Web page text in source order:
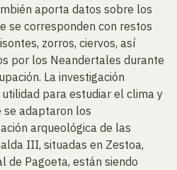
aporta datos sobre los
se corresponden con restos
zorros, ciervos, así
por los Neandertales durante
La investigación
para estudiar el clima y
se adaptaron los
arqueológica de las
III, situadas en Zestoa,
de Pagoeta, están siendo